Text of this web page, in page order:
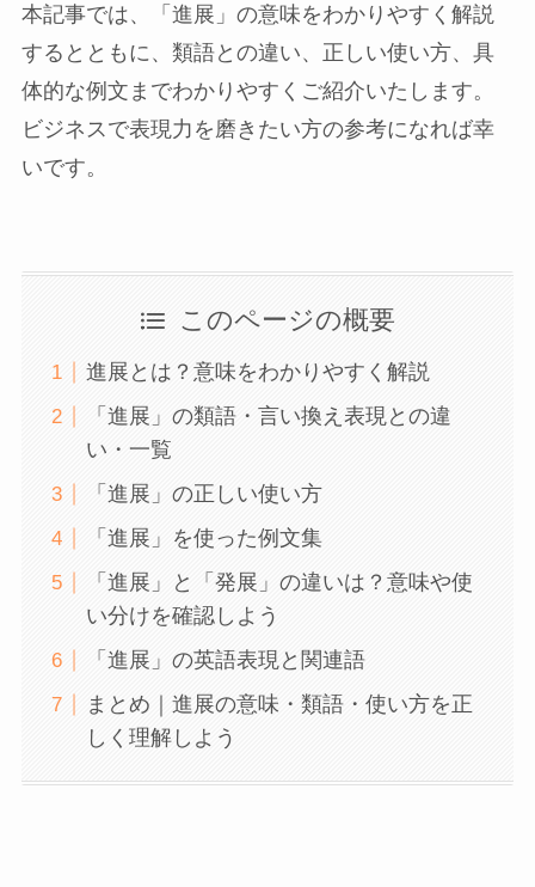
本記事では、「進展」の意味をわかりやすく解説
するとともに、類語との違い、正しい使い方、具
体的な例文までわかりやすくご紹介いたします。
ビジネスで表現力を磨きたい方の参考になれば幸
いです。
このページの概要
進展とは？意味をわかりやすく解説
「進展」の類語・言い換え表現との違
い・一覧
「進展」の正しい使い方
「進展」を使った例文集
「進展」と「発展」の違いは？意味や使
い分けを確認しよう
「進展」の英語表現と関連語
まとめ｜進展の意味・類語・使い方を正
しく理解しよう